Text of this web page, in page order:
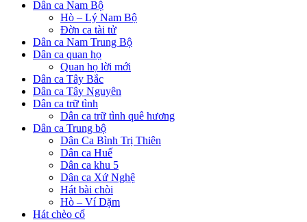
Dân ca Nam Bộ
Hò – Lý Nam Bộ
Đờn ca tài tử
Dân ca Nam Trung Bộ
Dân ca quan họ
Quan họ lời mới
Dân ca Tây Bắc
Dân ca Tây Nguyên
Dân ca trữ tình
Dân ca trữ tình quê hương
Dân ca Trung bộ
Dân Ca Bình Trị Thiên
Dân ca Huế
Dân ca khu 5
Dân ca Xứ Nghệ
Hát bài chòi
Hò – Ví Dặm
Hát chèo cổ